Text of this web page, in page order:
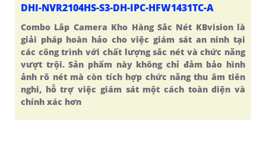
DHI-NVR2104HS-S3-DH-IPC-HFW1431TC-A
Combo Lắp Camera Kho Hàng Sắc Nét KBvision là
giải pháp hoàn hảo cho việc giám sát an ninh tại
các công trình với chất lượng sắc nét và chức năng
vượt trội. Sản phẩm này không chỉ đảm bảo hình
ảnh rõ nét mà còn tích hợp chức năng thu âm tiên
nghi, hỗ trợ việc giám sát một cách toàn diện và
chính xác hơn